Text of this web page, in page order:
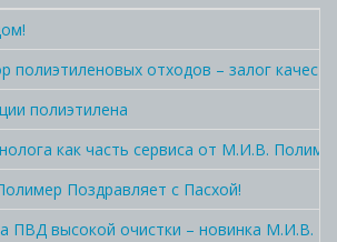
полиэтиленовых отходов – залог
полиэтилена
как часть сервиса от М.И.В.
Поздравляет с Пасхой!
ПВД высокой очистки – новинка М.И.В.